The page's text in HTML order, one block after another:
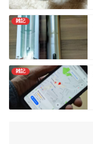
雑記
雑記